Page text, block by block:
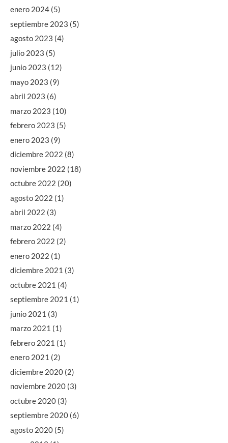
enero 2024 (5)
septiembre 2023 (5)
agosto 2023 (4)
julio 2023 (5)
junio 2023 (12)
mayo 2023 (9)
abril 2023 (6)
marzo 2023 (10)
febrero 2023 (5)
enero 2023 (9)
diciembre 2022 (8)
noviembre 2022 (18)
octubre 2022 (20)
agosto 2022 (1)
abril 2022 (3)
marzo 2022 (4)
febrero 2022 (2)
enero 2022 (1)
diciembre 2021 (3)
octubre 2021 (4)
septiembre 2021 (1)
junio 2021 (3)
marzo 2021 (1)
febrero 2021 (1)
enero 2021 (2)
diciembre 2020 (2)
noviembre 2020 (3)
octubre 2020 (3)
septiembre 2020 (6)
agosto 2020 (5)